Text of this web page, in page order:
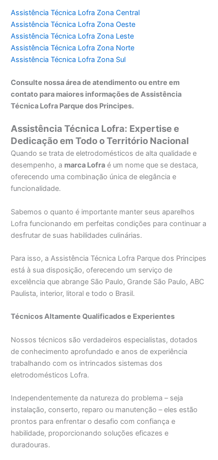
Assistência Técnica Lofra Zona Central
Assistência Técnica Lofra Zona Oeste
Assistência Técnica Lofra Zona Leste
Assistência Técnica Lofra Zona Norte
Assistência Técnica Lofra Zona Sul
Consulte nossa área de atendimento ou entre em
contato para maiores informações de Assistência
Técnica Lofra Parque dos Principes.
Assistência Técnica Lofra: Expertise e
Dedicação em Todo o Território Nacional
Quando se trata de eletrodomésticos de alta qualidade e
desempenho, a marca Lofra é um nome que se destaca,
oferecendo uma combinação única de elegância e
funcionalidade.
Sabemos o quanto é importante manter seus aparelhos
Lofra funcionando em perfeitas condições para continuar a
desfrutar de suas habilidades culinárias.
Para isso, a Assistência Técnica Lofra Parque dos Principes
está à sua disposição, oferecendo um serviço de
excelência que abrange São Paulo, Grande São Paulo, ABC
Paulista, interior, litoral e todo o Brasil.
Técnicos Altamente Qualificados e Experientes
Nossos técnicos são verdadeiros especialistas, dotados
de conhecimento aprofundado e anos de experiência
trabalhando com os intrincados sistemas dos
eletrodomésticos Lofra.
Independentemente da natureza do problema – seja
instalação, conserto, reparo ou manutenção – eles estão
prontos para enfrentar o desafio com confiança e
habilidade, proporcionando soluções eficazes e
duradouras.